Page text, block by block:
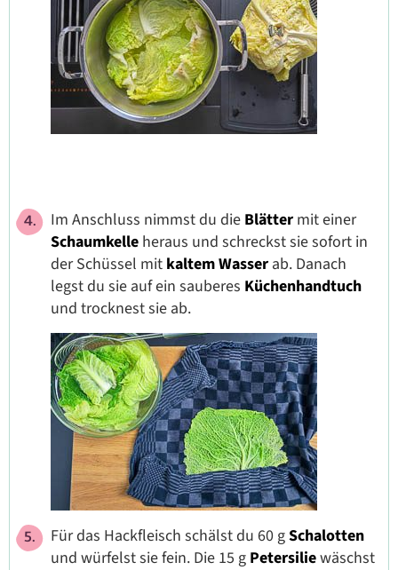
Im Anschluss nimmst du die Blätter mit einer
Schaumkelle heraus und schreckst sie sofort in
der Schüssel mit kaltem Wasser ab. Danach
legst du sie auf ein sauberes Küchenhandtuch
und trocknest sie ab.
Für das Hackfleisch schälst du 60 gSchalotten
und würfelst sie fein. Die 15 g Petersiliewäschst